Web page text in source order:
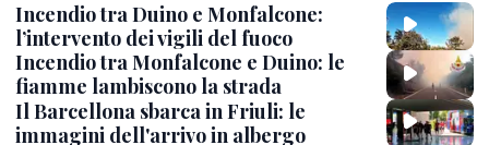
Incendio tra Duino e Monfalcone:
l’intervento dei vigili del fuoco
Incendio tra Monfalcone e Duino: le
fiamme lambiscono la strada
Il Barcellona sbarca in Friuli: le
immagini dell'arrivo in albergo